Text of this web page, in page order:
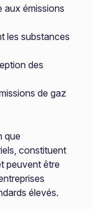
aux émissions
les substances
des
de gaz
que
constituent
peuvent être
élevés.